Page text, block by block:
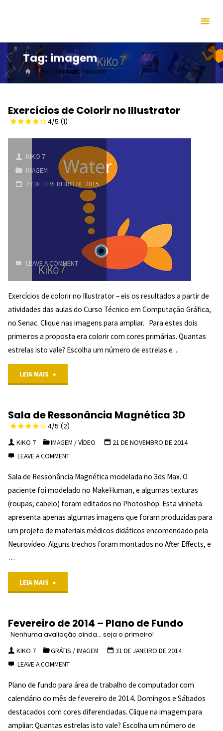
Tag: imagem
HOMEPOSTS TAGGED "IMAGEM"
Exercícios de Colorir no Illustrator
4/5 (1)
KIKO 7
IMAGEM
27 DE FEVEREIRO DE 2015
LEAVE A COMMENT
Exercícios de colorir no Illustrator – eis os resultados a partir de
atividades das aulas do Curso Técnico em Computação Gráfica,
no Senac. Clique nas imagens para ampliar. Para estes dois
primeiros a proposta era colorir com cores primárias. Quantas
estrelas isto vale? Escolha um número de estrelas e…
LEIA MAIS
Colorir
Illustrator
4/5
(1)
Sala de Ressonância Magnética 3D
4/5 (2)
KIKO 7 IMAGEM /VÍDEO
21 DE NOVEMBRO DE 2014
LEAVE A COMMENT
Sala de Ressonância Magnética modelada no 3ds Max. O
paciente foi modelado no MakeHuman, e algumas texturas
(roupas, cabelo) foram editados no Photoshop. Esta vinheta
apresenta apenas algumas imagens que foram produzidas para
um projeto de materiais médicos didáticos encomendado pela
Neurovídeo. Alguns trechos foram montados no After Effects, e
…
LEIA MAIS
Ressonância
3D
Fevereiro de 2014 – Plano de Fundo
Nenhuma avaliação ainda... seja o primeiro!
KIKO 7 GRÁTIS /IMAGEM
31 DE JANEIRO DE 2014
LEAVE A COMMENT
Plano de fundo para área de trabalho de computador com
calendário do mês de fevereiro de 2014. Domingos e Sábados
destacados com cores diferenciadas. Clique na imagem para
ampliar: Quantas estrelas isto vale? Escolha um número de